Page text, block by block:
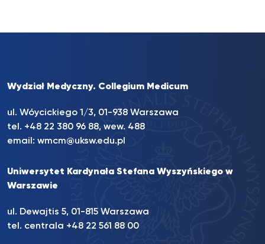
Wydział Medyczny. Collegium Medicum
ul. Wóycickiego 1/3, 01-938 Warszawa
tel. +48 22 380 96 88, wew. 488
email: wmcm@uksw.edu.pl
Uniwersytet Kardynała Stefana Wyszyńskiego w
Warszawie
ul. Dewajtis 5, 01-815 Warszawa
tel. centrala +48 22 561 88 00